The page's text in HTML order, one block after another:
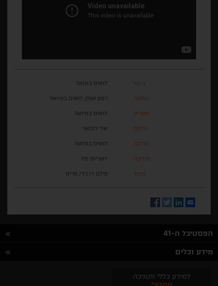
בימוי לואיס בונואל
הפקה רמון אסין, לואיס בוניואל
תסריט לואיס בוניואל
צילום אלי לותאר
עריכה לואיס בוניואל
מוזיקה דאריוס מיו
מקור פילם דו ג'די, פריס
Email
LinkedIn
Twitter
Facebook
הפסטיבל ה-41
מידע וכלים
למידע כללי ותמיכה